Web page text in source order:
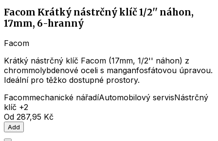
Facom Krátký nástrčný klíč 1/2'' náhon,
17mm, 6-hranný
Facom
Krátký nástrčný klíč Facom (17mm, 1/2'' náhon) z
chrommolybdenové oceli s manganfosfátovou úpravou.
Ideální pro těžko dostupné prostory.
Facommechanické nářadíAutomobilový servisNástrčný
klíč +2
Od 287,95 Kč
Add